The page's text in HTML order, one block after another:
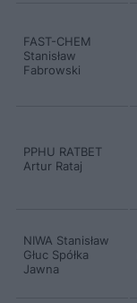
FAST-CHEM
Stanisław
Fabrowski
PPHU RATBET
Artur Rataj
NIWA Stanisław
Głuc Spółka
Jawna